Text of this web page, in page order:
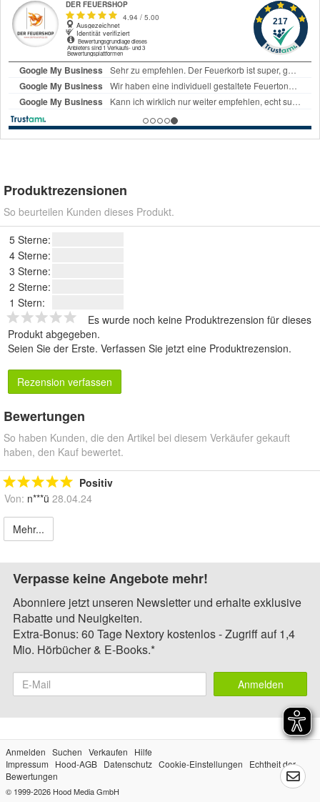
Produktrezensionen
So beurteilen Kunden dieses Produkt.
5 Sterne:
4 Sterne:
3 Sterne:
2 Sterne:
1 Stern:
Es wurde noch keine Produktrezension für dieses
Produkt abgegeben.
Seien Sie der Erste. Verfassen Sie jetzt eine Produktrezension.
Rezension verfassen
Bewertungen
So haben Kunden, die den Artikel bei diesem Verkäufer gekauft
haben, den Kauf bewertet.
Positiv
Von: n***ü 28.04.24
Mehr...
Verpasse keine Angebote mehr!
Abonniere jetzt unseren Newsletter und erhalte exklusive
Rabatte und Neuigkeiten.
Extra-Bonus: 60 Tage Nextory kostenlos - Zugriff auf 1,4
Mio. Hörbücher & E-Books.*
Anmelden
Anmelden Suchen Verkaufen
Hilfe
Impressum
Hood-AGB Datenschutz Cookie-Einstellungen
Echtheit der
Bewertungen
© 1999-2026 Hood Media GmbH